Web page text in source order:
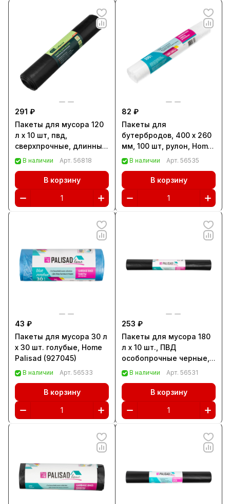
291 ₽
Пакеты для мусора 120
л x 10 шт, пвд,
сверхпрочные, длинный
ролик, Сибртех (92749)
В наличии Арт. 56818
В корзину
82 ₽
Пакеты для
бутербродов, 400 x 260
мм, 100 шт, рулон, Home
Palisad (950075)
В наличии Арт. 56535
В корзину
43 ₽
Пакеты для мусора 30 л
x 30 шт. голубые, Home
Palisad (927045)
В наличии Арт. 56533
В корзину
253 ₽
Пакеты для мусора 180
л x 10 шт., ПВД
особопрочные черные,
длинный ролик, Home
В наличии Арт. 56531
В корзину